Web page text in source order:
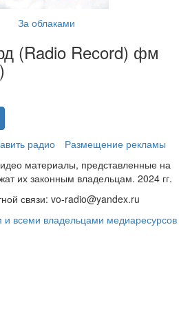
За облаками
(Radio Record) фм
)
радио
Размещение рекламы
материалы, представленные на
их законным владельцам. 2024 гг.
связи: vo-radio@yandex.ru
и всеми владельцами медиаресурсов